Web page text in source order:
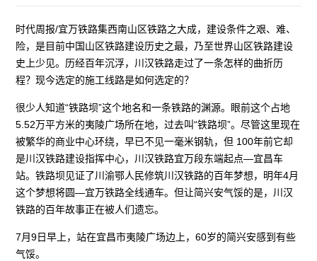
时代周报/宜万铁路集西南山区铁路之大成，建设条件之艰、难、
险，是目前中国山区铁路建设历史之最，乃至世界山区铁路建设
史上少见。历经百年沉浮，川汉铁路走过了一条怎样的曲折历
程？现今选定的施工线路是如何选定的？
很少人知道“铁路坝”这个地名和一条铁路的渊源。眼前这个占地
5.52万平方米的夷陵广场所在地，过去叫“铁路坝”。尽管这里现在
被繁华的商业中心环绕，早已不见一毫米钢轨，但 100年前它却
是川汉铁路建设指挥中心，川汉铁路宜万段东端起点—宜昌车
站。铁路坝见证了川渝鄂人民修筑川汉铁路的百年梦想，明年4月
这个梦想将圆—宜万铁路全线通车。但让简兴安气馁的是，川汉
铁路的百年故事正在被人们遗忘。
7月9日早上，站在宜昌市夷陵广场边上，60岁的简兴安感到有些
气馁。